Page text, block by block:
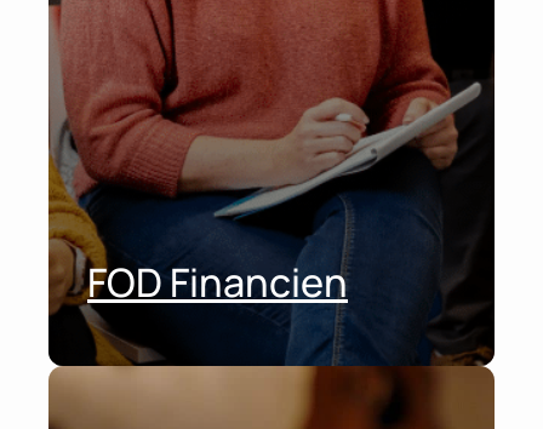
FOD Financien